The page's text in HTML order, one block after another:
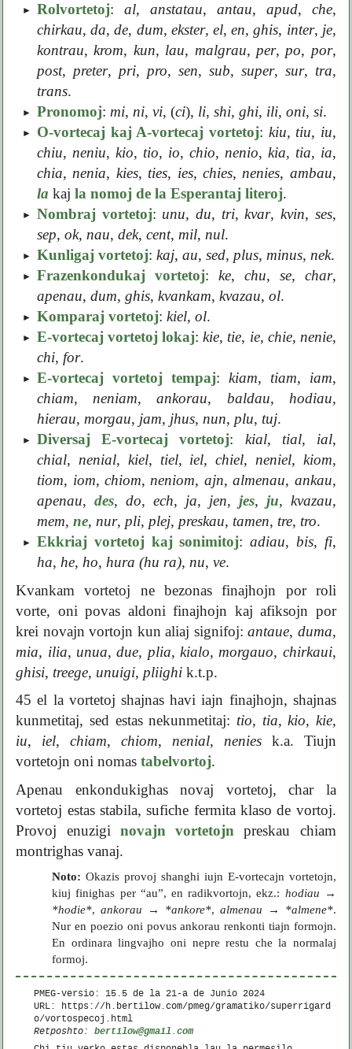
Rolvortetoj: al, anstatau, antau, apud, che,
chirkau,da,de, dum, ekster,el,en,ghis, inter, je,
kontrau,krom, kun, lau, malgrau,per,po, por,
post,preter,pri, pro, sen, sub, super, sur, tra,
trans.
Pronomoj:mi,ni,vi, (ci), li,shi,ghi, ili,oni,si.
O-vortecaj kaj A-vortecaj vortetoj: kiu, tiu, iu,
chiu,neniu,kio, tio, io, chio, nenio, kia, tia, ia,
chia,nenia, kies, ties, ies,chies,nenies, ambau,
la kajla nomoj de la Esperantaj literoj.
Nombraj vortetoj: unu,du, tri,kvar,kvin, ses,
sep,ok,nau,dek,cent,mil,nul.
Kunligaj vortetoj:kaj,au,sed,plus,minus,nek.
Frazenkondukaj vortetoj: ke, chu, se, char,
apenau,dum,ghis,kvankam,kvazau,ol.
Komparaj vortetoj:kiel,ol.
E-vortecaj vortetoj lokaj:kie, tie, ie, chie, nenie,
chi, for.
E-vortecaj vortetoj tempaj: kiam, tiam, iam,
chiam,neniam,ankorau, baldau, hodiau,
hierau,morgau, jam, jhus,nun,plu, tuj.
Diversaj E-vortecaj vortetoj: kial, tial, ial,
chial, nenial, kiel, tiel, iel,chiel,neniel, kiom,
tiom, iom, chiom,neniom, ajn,almenau, ankau,
apenau,des,do, ech, ja, jen, jes, ju, kvazau,
mem,ne,nur,pli,plej,preskau, tamen, tre, tro.
Ekkriaj vortetoj kaj sonimitoj:adiau,bis, fi,
ha,he,ho,hura (hu ra),nu,ve.
Kvankam vortetoj ne bezonas finajhojn por roli
vorte, oni povas aldoni finajhojn kaj afiksojn por
krei novajn vortojn kun aliaj signifoj:antaue, duma,
mia, ilia, unua,due, plia,kialo, morgauo, chirkaui,
ghisi, treege, unuigi, pliighi k.t.p.
45 el la vortetoj shajnas havi iajn finajhojn, shajnas
kunmetitaj, sed estas nekunmetitaj: tio, tia,kio, kie,
iu, iel,chiam,chiom, nenial, neniesk.a. Tiujn
vortetojn oni nomastabelvortoj.
Apenau enkondukighas novaj vortetoj, char la
vortetoj estas stabila, sufiche fermita klaso de vortoj.
Provoj enuzigi novajn vortetojn preskau chiam
montrighas vanaj.
Noto: Okazis provoj shanghi iujn E-vortecajn vortetojn,
kiuj finighas per “au”, en radikvortojn, ekz.: hodiau →
*hodie*,ankorau → *ankore*,almenau → *almene*.
Nur en poezio oni povus ankorau renkonti tiajn formojn.
En ordinara lingvajho oni nepre restu che la normalaj
formoj.
PMEG-versio: 15.5 de la 21-a de Junio 2024
URL: https://h.bertilow.com/pmeg/gramatiko/superrigard
o/vortospecoj.html
Retposhto:bertilow@gmail.com